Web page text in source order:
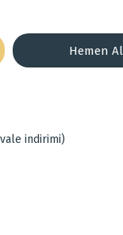
Hemen Al
indirimi)